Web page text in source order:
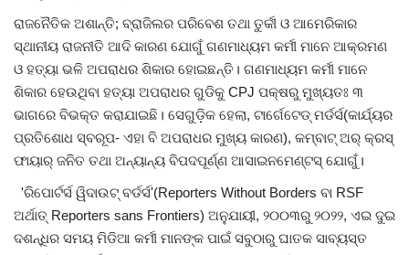
ରାଜନୈତିକ ଅଶାନ୍ତି; ବ୍ରାଜିଲର ପରିବେଶ ତଥା ତୁର୍କୀ ଓ ଆମେରିକାର
ସ୍ଥାନୀୟ ରାଜନୀତି ଆଦି କାରଣ ଯୋଗୁଁ ଗଣମାଧ୍ୟମ କର୍ମୀ ମାନେ ଆକ୍ରମଣ
ଓ ହତ୍ୟା ଭଳି ଅପରାଧର ଶିକାର ହୋଇଛନ୍ତି। ଗଣମାଧ୍ୟମ କର୍ମୀ ମାନେ
ଶିକାର ହେଉଥିବା ହତ୍ୟା ଅପରାଧର ଗୁଡିକୁ CPJ ପକ୍ଷରୁ ମୁଖ୍ୟତଃ ୩
ଭାଗରେ ବିଭକ୍ତ କରାଯାଇଛି। ସେଗୁଡ଼ିକ ହେଲା, ଟାର୍ଗେଟେଡ୍ ମର୍ଡର୍ସ(କାର୍ଯ୍ୟର
ପ୍ରତିଶୋଧ ସ୍ବରୂପ- ଏହା ବି ଅପରାଧର ମୁଖ୍ୟ କାରଣ), କମ୍ବାଟ୍ ଅର୍ କ୍ରସ୍
ଫାୟାର୍ ଜନିତ ତଥା ଅନ୍ୟାନ୍ୟ ବିପଦପୂର୍ଣ୍ଣ ଆସାଇନମେଣ୍ଟସ୍ ଯୋଗୁଁ।
'ରିପୋର୍ଟର୍ସ ୱିଦାଉଟ୍ ବର୍ଡର୍ସ'(Reporters Without Borders ବା RSF
ଅର୍ଥାତ୍ Reporters sans Frontiers) ଅନୁଯାୟୀ, ୨୦୦୩ରୁ ୨୦୨୨, ଏଇ ଦୁଇ
ଦଶନ୍ଧିର ସମୟ ମିଡିଆ କର୍ମୀ ମାନଙ୍କ ପାଇଁ ସବୁଠାରୁ ଘାତକ ସାବ୍ୟସ୍ତ